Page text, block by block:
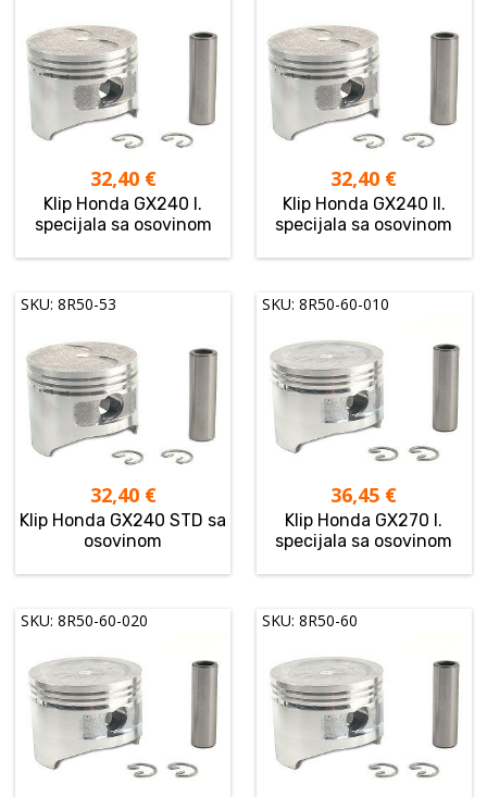
32,40 €
Klip Honda GX240 I.
specijala sa osovinom
32,40 €
Klip Honda GX240 II.
specijala sa osovinom
SKU: 8R50-53
32,40 €
Klip Honda GX240 STD sa
osovinom
SKU: 8R50-60-010
36,45 €
Klip Honda GX270 I.
specijala sa osovinom
SKU: 8R50-60-020 SKU: 8R50-60